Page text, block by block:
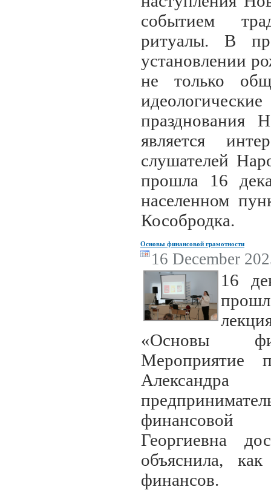
событием
ритуалы. В
установлении
не только
празднования
является
слушателей
прошла 16
населенном
Кособродка.
Основы финансовой грамотности
16 December
16
«Основы
Мероприятие
Александра
финансовой
Георгиевна
объяснила,
финансов.